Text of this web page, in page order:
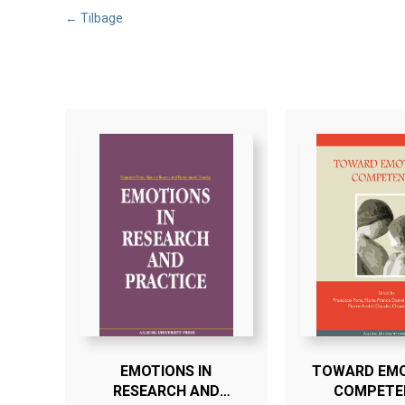
← Tilbage
EMOTIONS IN
RESEARCH AND
TOWARD